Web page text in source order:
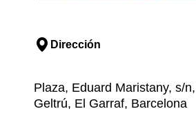
Dirección
Plaza, Eduard Maristany, s/
Geltrú, El Garraf, Barcelona